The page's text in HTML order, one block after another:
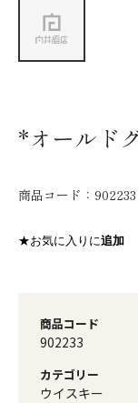
*オールド
商品コード： 902233
★お気に入りに追加
商品コード
902233
カテゴリー
ウイスキー